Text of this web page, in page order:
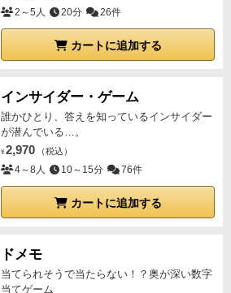
2～5人 20分 26件
カートに追加する
インサイダー・ゲーム
誰かひとり、答えを知っているインサイダー
が潜んでいる…。
¥ 2,970 （税込）
4～8人 10～15分 76件
カートに追加する
ドメモ
当てられそうで当たらない！？奥が深い数字
当てゲーム